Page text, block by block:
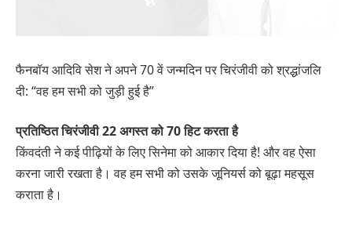
फैनबॉय आदिवि सेश ने अपने 70 वें जन्मदिन पर चिरंजीवी को श्रद्धांजलि
दी: “वह हम सभी को जुड़ी हुई है”
प्रतिष्ठित चिरंजीवी 22 अगस्त को 70 हिट करता है
किंवदंती ने कई पीढ़ियों के लिए सिनेमा को आकार दिया है! और वह ऐसा
करना जारी रखता है। वह हम सभी को उसके जूनियर्स को बूढ़ा महसूस
कराता है।